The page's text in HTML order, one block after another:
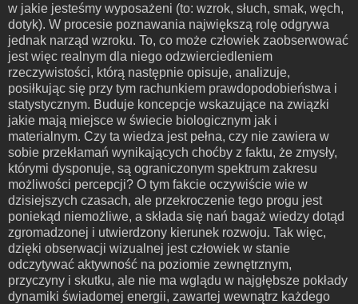
w jakie jesteśmy wyposażeni (to: wzrok, słuch, smak, węch,
dotyk). W procesie poznawania największą rolę odgrywa
jednak narząd wzroku. To, co może człowiek zaobserwować
jest więc realnym dla niego odzwierciedleniem
rzeczywistości, którą następnie opisuje, analizuje,
posiłkując się przy tym rachunkiem prawdopodobieństwa i
statystycznym. Buduje koncepcje wskazujące na związki
jakie mają miejsce w świecie biologicznym jak i
materialnym. Czy ta wiedza jest pełna, czy nie zawiera w
sobie przekłamań wynikających choćby z faktu, że zmysły,
którymi dysponuje, są ograniczonym spektrum zakresu
możliwości percepcji? O tym fakcie oczywiście wie w
dzisiejszych czasach, ale przekroczenie tego progu jest
poniekąd niemożliwe, a składa się nań bagaż wiedzy dotąd
zgromadzonej i utwierdzony kierunek rozwoju. Tak więc,
dzięki obserwacji wizualnej jest człowiek w stanie
odczytywać aktywność na poziomie zewnętrznym,
przyczyny i skutku, ale nie ma wglądu w najgłębsze pokłady
dynamiki świadomej energii, zawartej wewnątrz każdego